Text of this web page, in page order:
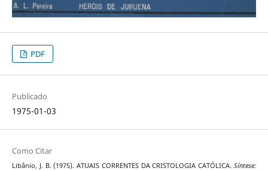
PDF
Publicado
1975-01-03
Como Citar
Libânio, J. B. (1975). ATUAIS CORRENTES DA CRISTOLOGIA CATÓLICA.Síntese: